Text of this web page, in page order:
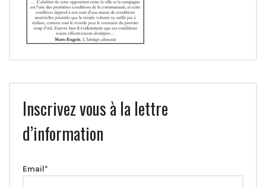
Inscrivez vous à la lettre
d’information
Email*